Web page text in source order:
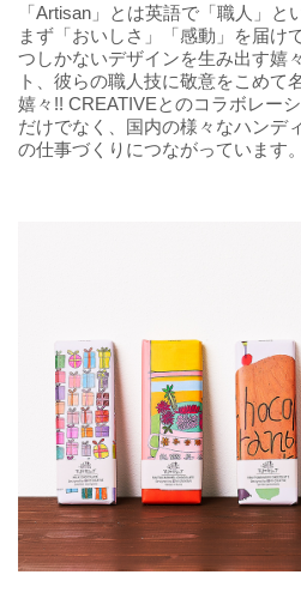
「Artisan」とは英語で「職人」と
まず「おいしさ」「感動」を届け
つしかないデザインを生み出す嬉
ト、彼らの職人技に敬意をこめて
嬉々!! CREATIVEとのコラボレー
だけでなく、国内の様々なハンデ
の仕事づくりにつながっています。